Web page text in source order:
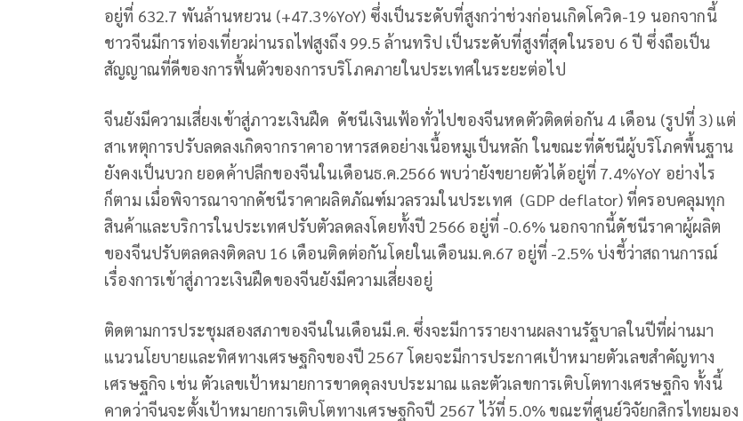
อยู่ที่ 632.7 พันล้านหยวน (+47.3%YoY) ซึ่งเป็นระดับที่สูงกว่าช่วงก่อนเกิดโควิด-19 นอกจากนี้
ชาวจีนมีการท่องเที่ยวผ่านรถไฟสูงถึง 99.5 ล้านทริป เป็นระดับที่สูงที่สุดในรอบ 6 ปี ซึ่งถือเป็น
สัญญาณที่ดีของการฟื้นตัวของการบริโภคภายในประเทศในระยะต่อไป
จีนยังมีความเสี่ยงเข้าสู่ภาวะเงินฝืด ดัชนีเงินเฟ้อทั่วไปของจีนหดตัวติดต่อกัน 4 เดือน (รูปที่ 3) แต่
สาเหตุการปรับลดลงเกิดจากราคาอาหารสดอย่างเนื้อหมูเป็นหลัก ในขณะที่ดัชนีผู้บริโภคพื้นฐาน
ยังคงเป็นบวก ยอดค้าปลีกของจีนในเดือนธ.ค.2566 พบว่ายังขยายตัวได้อยู่ที่ 7.4%YoY อย่างไร
ก็ตาม เมื่อพิจารณาจากดัชนีราคาผลิตภัณฑ์มวลรวมในประเทศ (GDP deflator) ที่ครอบคลุมทุก
สินค้าและบริการในประเทศปรับตัวลดลงโดยทั้งปี 2566 อยู่ที่ -0.6% นอกจากนี้ดัชนีราคาผู้ผลิต
ของจีนปรับตลดลงติดลบ 16 เดือนติดต่อกันโดยในเดือนม.ค.67 อยู่ที่ -2.5% บ่งชี้ว่าสถานการณ์
เรื่องการเข้าสู่ภาวะเงินฝืดของจีนยังมีความเสี่ยงอยู่
ติดตามการประชุมสองสภาของจีนในเดือนมี.ค. ซึ่งจะมีการรายงานผลงานรัฐบาลในปีที่ผ่านมา
แนวนโยบายและทิศทางเศรษฐกิจของปี 2567 โดยจะมีการประกาศเป้าหมายตัวเลขสำคัญทาง
เศรษฐกิจ เช่น ตัวเลขเป้าหมายการขาดดุลงบประมาณ และตัวเลขการเติบโตทางเศรษฐกิจ ทั้งนี้
คาดว่าจีนจะตั้งเป้าหมายการเติบโตทางเศรษฐกิจปี 2567 ไว้ที่ 5.0% ขณะที่ศูนย์วิจัยกสิกรไทยมอง